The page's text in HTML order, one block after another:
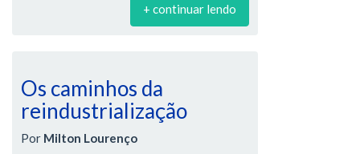
+ continuar lendo
Os caminhos da
reindustrialização
Por Milton Lourenço